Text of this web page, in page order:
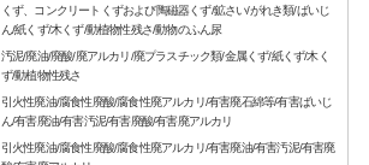
くず、コンクリートくずおよび陶磁器くず/鉱さい/がれき類/ばいじ
ん/紙くず/木くず/動植物性残さ/動物のふん尿
汚泥/廃油/廃酸/廃アルカリ/廃プラスチック類/金属くず/紙くず/木く
ず/動植物性残さ
引火性廃油/腐食性廃酸/腐食性廃アルカリ/有害廃石綿等/有害ばいじ
ん/有害廃油/有害汚泥/有害廃酸/有害廃アルカリ
引火性廃油/腐食性廃酸/腐食性廃アルカリ/有害廃油/有害汚泥/有害廃